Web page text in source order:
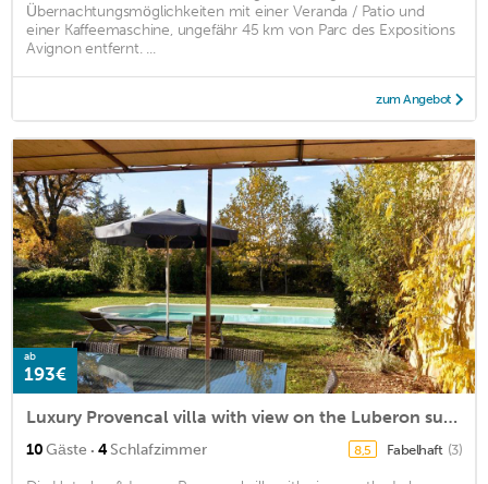
Übernachtungsmöglichkeiten mit einer Veranda / Patio und
einer Kaffeemaschine, ungefähr 45 km von Parc des Expositions
Avignon entfernt. ...
zum Angebot
ab
193€
Luxury Provencal villa with view on the Luberon surroundings
10Gäste · 4Schlafzimmer 8,5 Fabelhaft (3)